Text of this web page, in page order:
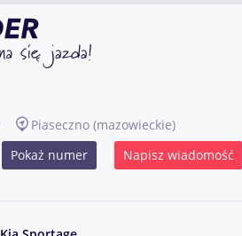
Piaseczno (mazowieckie)
Pokaż numer Napisz wiadomość